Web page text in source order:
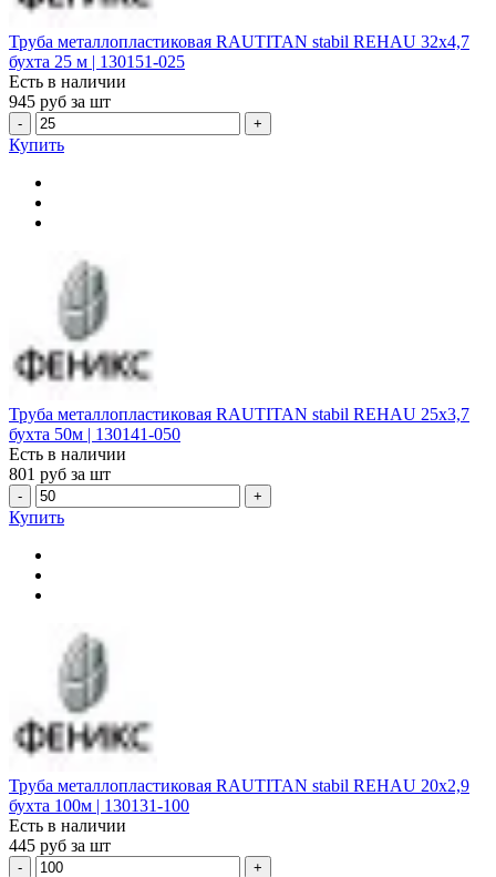
Труба металлопластиковая RAUTITAN stabil REHAU 32х4,7
бухта 25 м | 130151-025
Есть в наличии
945 руб за шт
- +
Купить
Труба металлопластиковая RAUTITAN stabil REHAU 25х3,7
бухта 50м | 130141-050
Есть в наличии
801 руб за шт
- +
Купить
Труба металлопластиковая RAUTITAN stabil REHAU 20х2,9
бухта 100м | 130131-100
Есть в наличии
445 руб за шт
- +